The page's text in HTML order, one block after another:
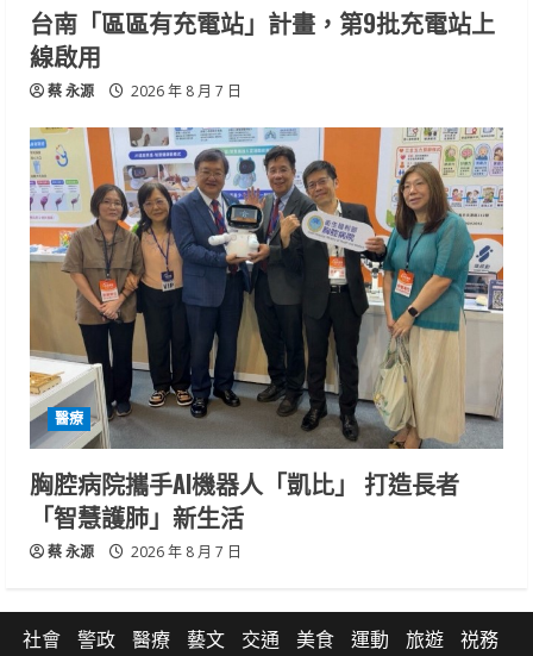
台南「區區有充電站」計畫，第9批充電站上
線啟用
蔡 永源 2026 年 8 月 7 日
醫療
胸腔病院攜手AI機器人「凱比」 打造長者
「智慧護肺」新生活
蔡 永源 2026 年 8 月 7 日
社會 警政 醫療 藝文 交通 美食 運動 旅遊 祱務